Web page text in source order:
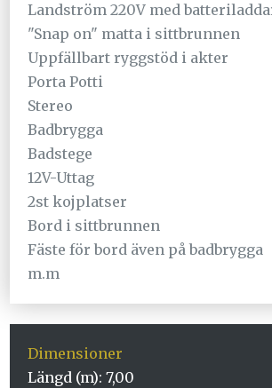
Landström 220V med
"Snap on" matta i sittbrunnen
Uppfällbart ryggstöd i akter
Porta Potti
Stereo
Badbrygga
Badstege
12V-Uttag
2st kojplatser
Bord i sittbrunnen
Fäste för bord även på badbrygga
m.m
Dimensioner
Längd (m): 7,00